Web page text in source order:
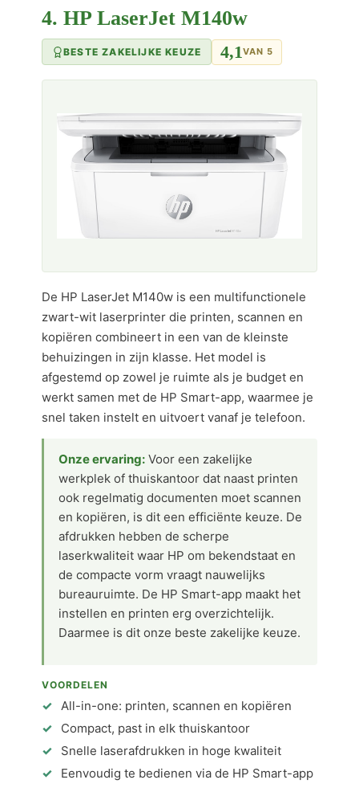
4. HP LaserJet M140w
BESTE ZAKELIJKE KEUZE 4,1VAN 5
De HP LaserJet M140w is een multifunctionele
zwart-wit laserprinter die printen, scannen en
kopiëren combineert in een van de kleinste
behuizingen in zijn klasse. Het model is
afgestemd op zowel je ruimte als je budget en
werkt samen met de HP Smart-app, waarmee je
snel taken instelt en uitvoert vanaf je telefoon.
Onze ervaring: Voor een zakelijke
werkplek of thuiskantoor dat naast printen
ook regelmatig documenten moet scannen
en kopiëren, is dit een efficiënte keuze. De
afdrukken hebben de scherpe
laserkwaliteit waar HP om bekendstaat en
de compacte vorm vraagt nauwelijks
bureauruimte. De HP Smart-app maakt het
instellen en printen erg overzichtelijk.
Daarmee is dit onze beste zakelijke keuze.
VOORDELEN
All-in-one: printen, scannen en kopiëren
Compact, past in elk thuiskantoor
Snelle laserafdrukken in hoge kwaliteit
Eenvoudig te bedienen via de HP Smart-app